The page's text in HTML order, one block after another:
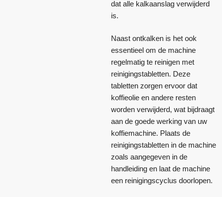
dat alle kalkaanslag verwijderd
is.
Naast ontkalken is het ook
essentieel om de machine
regelmatig te reinigen met
reinigingstabletten. Deze
tabletten zorgen ervoor dat
koffieolie en andere resten
worden verwijderd, wat bijdraagt
aan de goede werking van uw
koffiemachine. Plaats de
reinigingstabletten in de machine
zoals aangegeven in de
handleiding en laat de machine
een reinigingscyclus doorlopen.